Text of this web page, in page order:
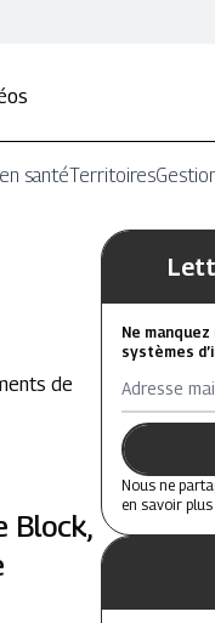
santéTerritoires
de
Block,
Ne
systèmes
Adresse
Nous ne
en savoir plus